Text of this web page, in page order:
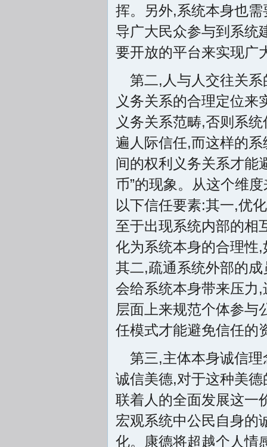
挥。另外,系统本身也
导广大民众参与到系统
要开放的平台来实现广
第二,人与人交往关
义务关系的合理定位来
义务关系范畴,否则系
遍人际信任,而这样的
间的权利义务关系才能
币”的现象。从这个维
以下信任要素:其一,优
至于出现系统内部的相
化为系统本身的合理性
其二,疏通系统外部的
会给系统本身带来压力
层面上来规范个体参与
任模式才能避免信任的
第三,主体本身诚信
诚信美德,对于这种美
联着人的全面发展这一
宏观系统中公民自身的
化。康德将超越个人情